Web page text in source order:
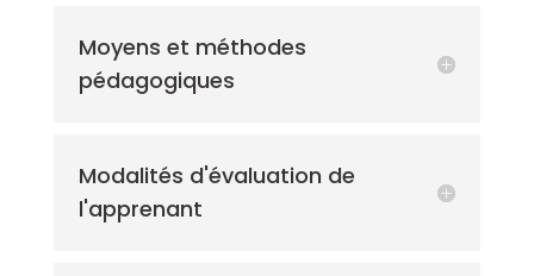
Moyens et méthodes
pédagogiques
Modalités d'évaluation de
l'apprenant